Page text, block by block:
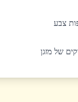
צבע
של מזגן